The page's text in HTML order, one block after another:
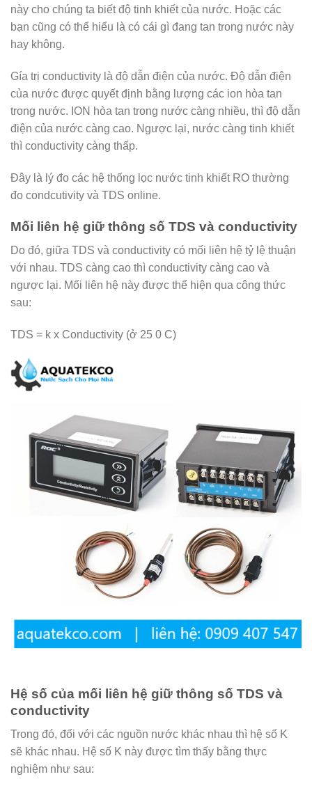
này cho chúng ta biết độ tinh khiết của nước. Hoặc các
bạn cũng có thể hiểu là có cái gì đang tan trong nước này
hay không.
Gía trị conductivity là độ dẫn điện của nước. Độ dẫn điện
của nước được quyết định bằng lượng các ion hòa tan
trong nước. ION hòa tan trong nước càng nhiều, thì độ dẫn
điện của nước càng cao. Ngược lại, nước càng tinh khiết
thì conductivity càng thấp.
Đây là lý đo các hệ thống lọc nước tinh khiết RO thường
đo condcutivity và TDS online.
Mối liên hệ giữ thông số TDS và conductivity
Do đó, giữa TDS và conductivity có mối liên hệ tỷ lệ thuận
với nhau. TDS càng cao thì conductivity càng cao và
ngược lại. Mối liên hệ này được thể hiện qua công thức
sau:
TDS = k x Conductivity (ở 25 0 C)
Hệ số của mối liên hệ giữ thông số TDS và
conductivity
Trong đó, đối với các nguồn nước khác nhau thì hệ số K
sẽ khác nhau. Hệ số K này được tìm thấy bằng thực
nghiệm như sau: